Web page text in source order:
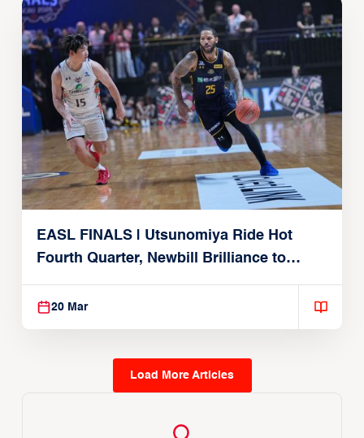
EASL FINALS | Utsunomiya Ride Hot
Fourth Quarter, Newbill Brilliance to
Reach EASL Championship Game
20 Mar
Load More Articles